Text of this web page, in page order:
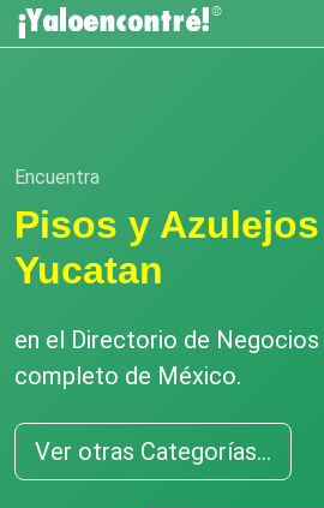
Encuentra
Pisos y
Yucatan
en el Directorio de Negocios
completo de México.
Ver otras Categorías...